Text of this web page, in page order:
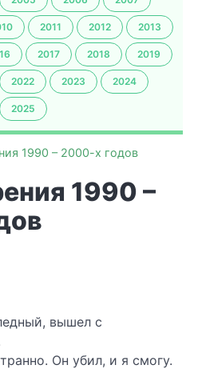
2011 2012 2013
2017 2018 2019
2022 2023 2024
2025
1990 – 2000-х годов
1990 –
вышел с
Он убил, и я смогу.